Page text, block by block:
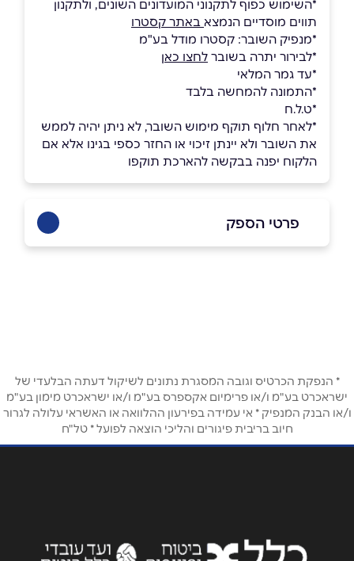
*השימוש כפוף לתקנוני המועדונים השונים, ולתקנון
תווים מוסדיים הנמצא באתר קסטרו
*מנפיק השובר: קסטרו מודל בע"מ
*לבירור יתרה בשובר לחצו כאן
*עד גמר המלאי
*התמונה להמחשה בלבד
*ט.ל.ח
*לאחר חלוף תוקף מימוש השובר, לא ניתן יהיה לממש
את השובר ולא יינתן זיכוי או החזר כספי בגינו אלא אם
הלקוח יפנה בבקשה להארכת תוקפו
פרטי הספק
שם מלא*
נושא*
* הנפקת הכרטיס וגובה המסגרת נתונים לשיקול דעתה הבלעדי של
ישראכרט בע"מ ו/או פרימיום אקספרס בע"מ ו/או ישראכרט מימון בע"מ
ו/או הבנק המנפיק * אי עמידה בפירעון ההלוואה או האשראי עלולה לגרור
חיוב בריבית פיגורים והליכי הוצאה לפועל * טל"ח